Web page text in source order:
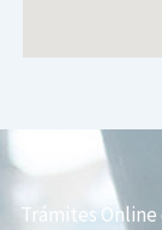
Trámites Online